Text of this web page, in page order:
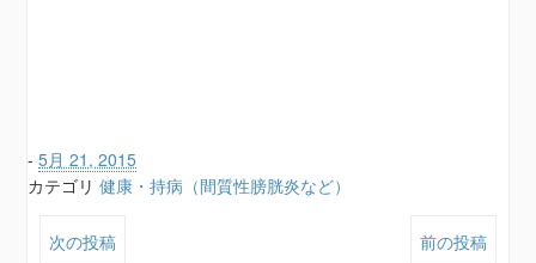
-5月 21, 2015
カテゴリ健康・持病（間質性膀胱炎など）
次の投稿 前の投稿